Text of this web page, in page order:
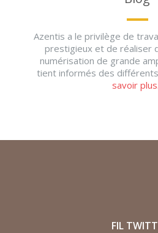
Azentis a le privilège de
prestigieux et de réaliser
numérisation de grande
tient informés des
savoir
FIL